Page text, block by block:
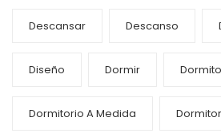
Descansar Descanso
Diseño Dormir
Dormitorio A Medida